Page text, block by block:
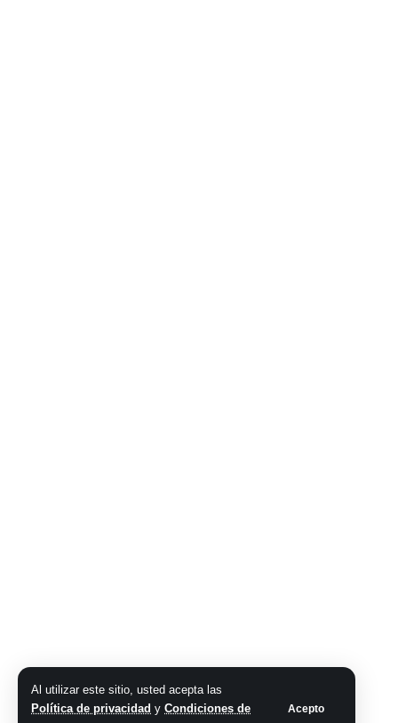
Al utilizar este sitio, usted acepta las
Política de privacidad y Condiciones de
Acepto